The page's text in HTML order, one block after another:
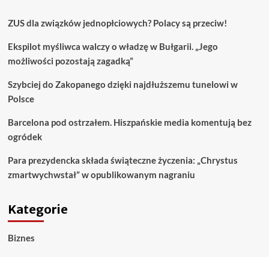
ZUS dla związków jednopłciowych? Polacy są przeciw!
Ekspilot myśliwca walczy o władzę w Bułgarii. „Jego
możliwości pozostają zagadką”
Szybciej do Zakopanego dzięki najdłuższemu tunelowi w
Polsce
Barcelona pod ostrzałem. Hiszpańskie media komentują bez
ogródek
Para prezydencka składa świąteczne życzenia: „Chrystus
zmartwychwstał” w opublikowanym nagraniu
Kategorie
Biznes